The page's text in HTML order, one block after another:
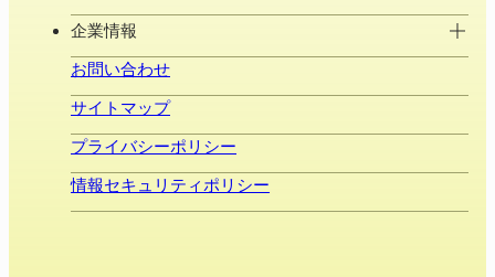
企業情報
お問い合わせ
サイトマップ
プライバシーポリシー
情報セキュリティポリシー